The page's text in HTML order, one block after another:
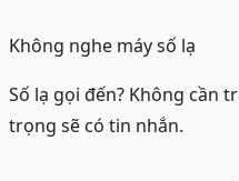
Không nghe máy số lạ
Số lạ gọi đến? Không cần
trọng sẽ có tin nhắn.